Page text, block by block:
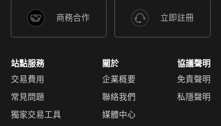
商務合作 立即註冊
站點服務
交易費用
常見問題
獨家交易工具
關於
企業概要
聯絡我們
媒體中心
協議聲明
免責聲明
私隱聲明